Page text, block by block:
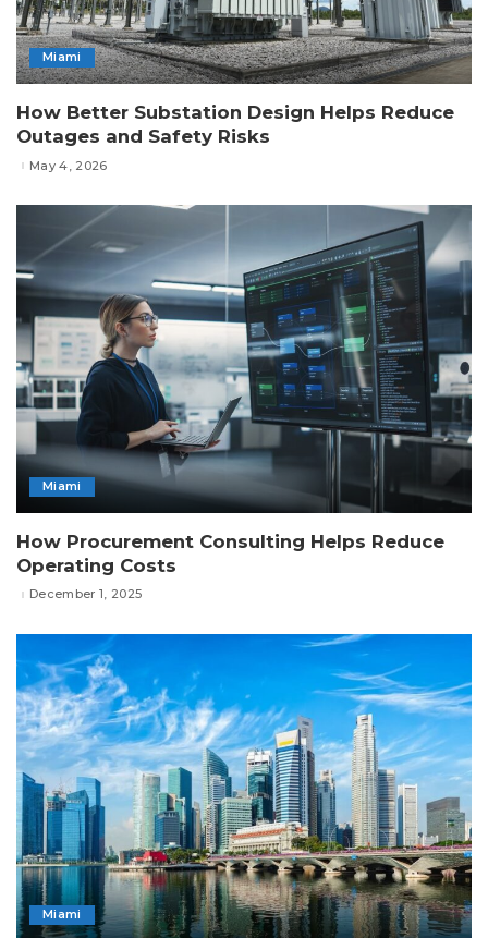
Miami
How Better Substation Design Helps Reduce
Outages and Safety Risks
May 4, 2026
Miami
How Procurement Consulting Helps Reduce
Operating Costs
December 1, 2025
Miami